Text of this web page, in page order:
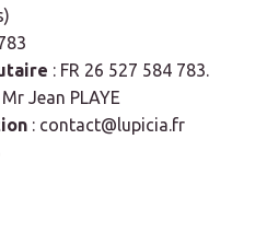
: FR 26 527 584 783.
Mr Jean PLAYE
: contact@lupicia.fr